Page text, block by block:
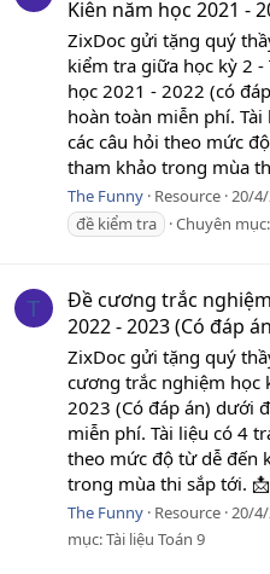
Kiên năm học 2021 -
ZixDoc gửi tặng quý
kiểm tra giữa học kỳ 2 -
học 2021 - 2022 (có
hoàn toàn miễn phí.
các câu hỏi theo mức
tham khảo trong mùa
The Funny Resource 20/
đề kiểm tra
Chuyên mục:
T
Đề cương trắc
2022 - 2023 (Có đáp
ZixDoc gửi tặng quý
cương trắc nghiệm học
2023 (Có đáp án) dưới
miễn phí. Tài liệu có 4
theo mức độ từ dễ đến
trong mùa thi sắp tới.
The Funny Resource 20/
mục:Tài liệu Toán 9